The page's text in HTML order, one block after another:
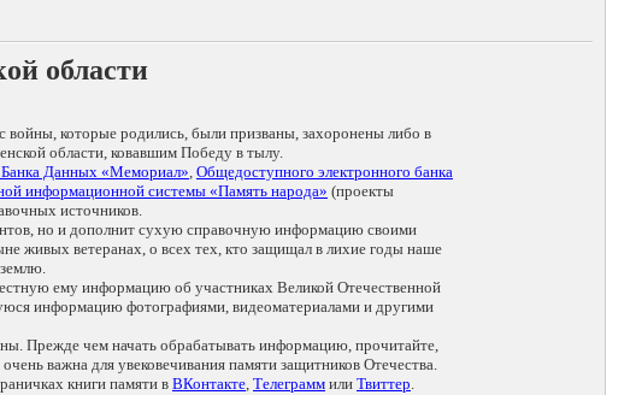
области
которые родились, были призваны, захоронены либо в
области, ковавшим Победу в тылу.
Данных «Мемориал», Общедоступного электронного банка
информационной системы «Память народа» (проекты
источников.
но и дополнит сухую справочную информацию своими
живых ветеранах, о всех тех, кто защищал в лихие годы наше
ему информацию об участниках Великой Отечественной
информацию фотографиями, видеоматериалами и другими
Прежде чем начать обрабатывать информацию, прочитайте,
важна для увековечивания памяти защитников Отечества.
книги памяти в ВКонтакте, Телеграмм или Твиттер.